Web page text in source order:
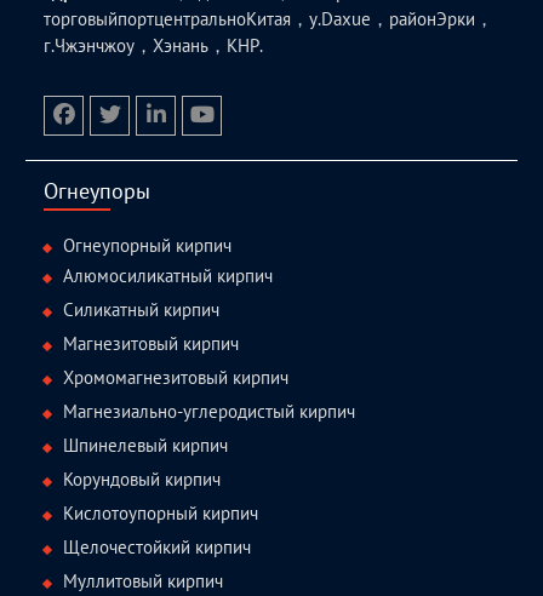
торговыйпортцентральноКитая，у.Daxue，районЭрки，
г.Чжэнчжоу，Хэнань，КНР.
Огнеупоры
Огнеупорный кирпич
Алюмосиликатный кирпич
Силикатный кирпич
Магнезитовый кирпич
Хромомагнезитовый кирпич
Магнезиально-углеродистый кирпич
Шпинелевый кирпич
Корундовый кирпич
Кислотоупорный кирпич
Щелочестойкий кирпич
Муллитовый кирпич